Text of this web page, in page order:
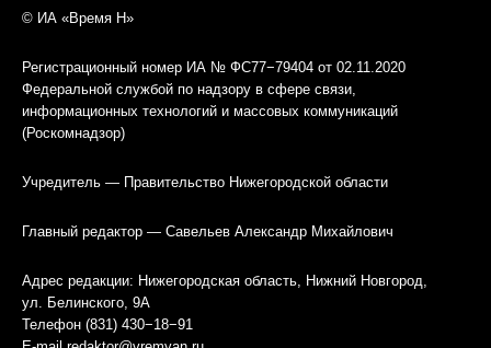
© ИА «Время Н»
Регистрационный номер ИА № ФС77−79404 от 02.11.2020
Федеральной службой по надзору в сфере связи,
информационных технологий и массовых коммуникаций
(Роскомнадзор)
Учредитель — Правительство Нижегородской области
Главный редактор — Савельев Александр Михайлович
Адрес редакции: Нижегородская область, Нижний Новгород,
ул. Белинского, 9А
Телефон (831) 430−18−91